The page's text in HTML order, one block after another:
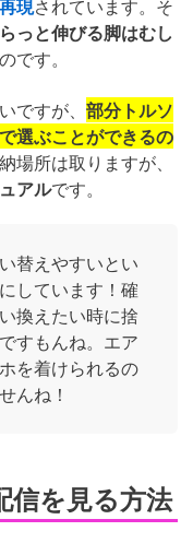
現されています。そ
っと伸びる脚はむし
です。
ですが、 部分トルソ
選ぶことができるの
場所は取りますが、
アルです。
替えやすいとい
しています！確
換えたい時に捨
すもんね。エア
を着けられるの
んね！
信を見る方法